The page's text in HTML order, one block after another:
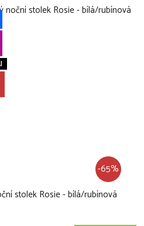
-65%
stolek Rosie - bílá/rubínová